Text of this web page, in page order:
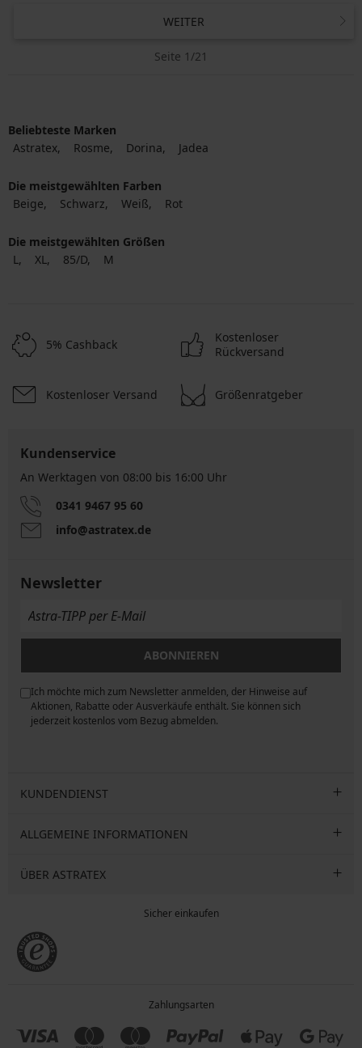
WEITER
Seite 1/21
Beliebteste Marken
Astratex
Rosme Dorina Jadea
Die meistgewählten Farben
Beige
Schwarz Weiß Rot
Die meistgewählten Größen
L
XL 85/D M
5% Cashback
Kostenloser
Rückversand
Kostenloser Versand Größenratgeber
Kundenservice
An Werktagen von 08:00 bis 16:00 Uhr
0341 9467 95 60
info@astratex.de
Newsletter
ABONNIEREN
Ich möchte mich zum Newsletter anmelden, der Hinweise auf
Aktionen, Rabatte oder Ausverkäufe enthält. Sie können sich
jederzeit kostenlos vom Bezug abmelden.
KUNDENDIENST
ALLGEMEINE INFORMATIONEN
ÜBER ASTRATEX
Sicher einkaufen
Zahlungsarten